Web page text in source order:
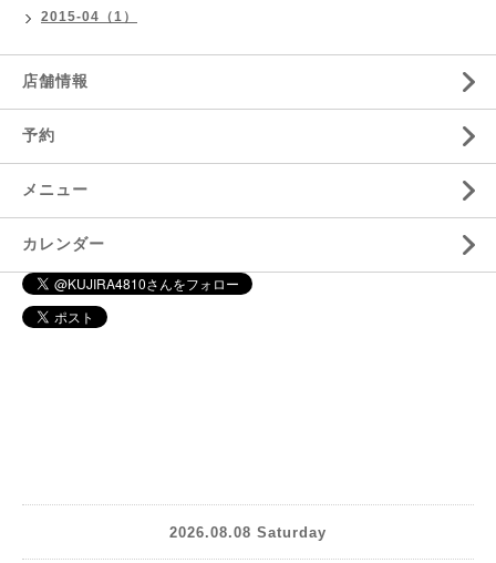
2015-04（1）
店舗情報
予約
メニュー
カレンダー
2026.08.08 Saturday